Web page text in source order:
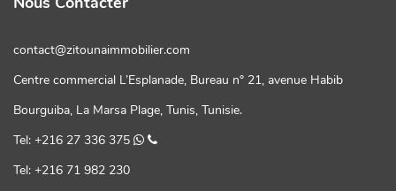
contact@zitounaimmobilier.com
Centre commercial L’Esplanade, Bureau n° 21, avenue Habib
Bourguiba, La Marsa Plage, Tunis, Tunisie.
Tel: +216 27 336 375
Tel: +216 71 982 230